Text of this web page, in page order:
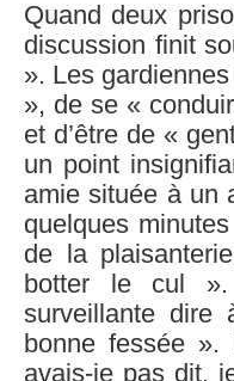
Quand deux
discussion finit
». Les
», de se «
et d’être de «
un point
amie située à un
quelques
de la
botter le cul ».
surveillante dire
bonne fessée
avais-je pas dit,